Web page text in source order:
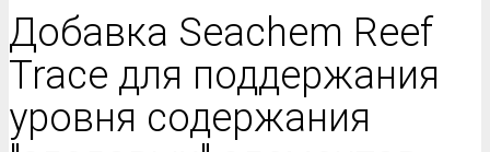
Добавка Seachem Reef
Trace для поддержания
уровня содержания